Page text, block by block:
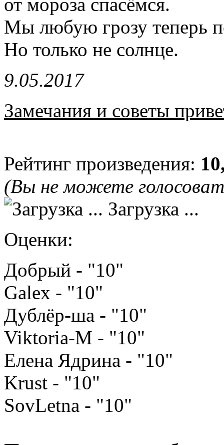
Мы любую грозу теперь
Но только не солнце.
9.05.2017
Замечания и советы
Рейтинг произведения:
(Вы не можете
Загрузка ...
Оценки:
Добрый - "10"
Galex - "10"
Дублёр-ша - "10"
Viktoria-M - "10"
Елена Ядрина - "10"
Krust - "10"
SovLetna - "10"